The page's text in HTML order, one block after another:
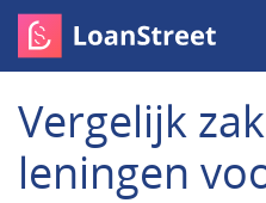
Vergelijk
leningen